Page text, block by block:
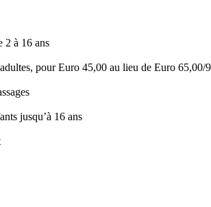
2 à 16 ans
pour Euro 45,00 au lieu de Euro 65,00/
jusqu’à 16 ans